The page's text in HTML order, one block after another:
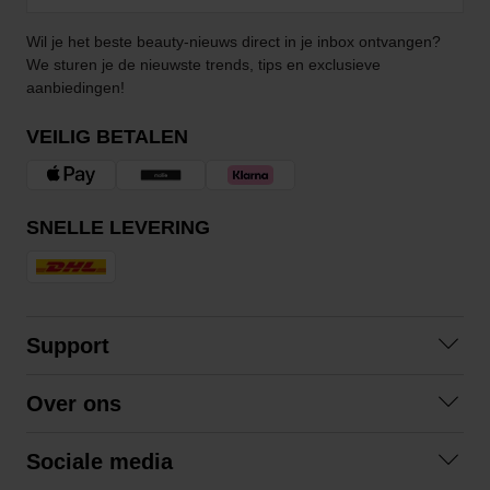
Wil je het beste beauty-nieuws direct in je inbox ontvangen?
We sturen je de nieuwste trends, tips en exclusieve
aanbiedingen!
VEILIG BETALEN
SNELLE LEVERING
Support
Algemene voorwaarden
Over ons
Sociale media